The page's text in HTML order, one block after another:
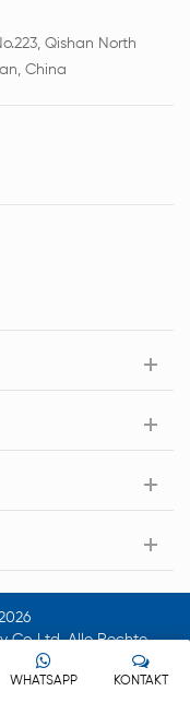
Qishan North
China
Co.,Ltd. Alle Rechte
KONTAKT
WHATSAPP